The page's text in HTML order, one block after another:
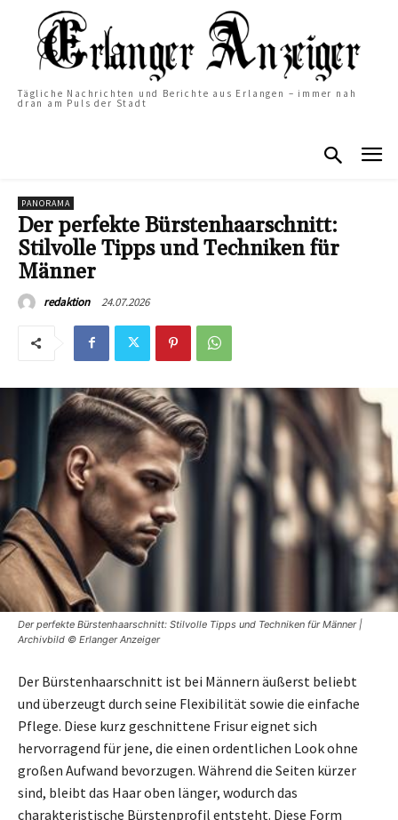
Tägliche Nachrichten und Berichte aus Erlangen – immer nah
dran am Puls der Stadt
PANORAMA
Der perfekte Bürstenhaarschnitt:
Stilvolle Tipps und Techniken für
Männer
redaktion 24.07.2026
Der perfekte Bürstenhaarschnitt: Stilvolle Tipps und Techniken für Männer |
Archivbild © Erlanger Anzeiger
Der Bürstenhaarschnitt ist bei Männern äußerst beliebt
und überzeugt durch seine Flexibilität sowie die einfache
Pflege. Diese kurz geschnittene Frisur eignet sich
hervorragend für jene, die einen ordentlichen Look ohne
großen Aufwand bevorzugen. Während die Seiten kürzer
sind, bleibt das Haar oben länger, wodurch das
charakteristische Bürstenprofil entsteht. Diese Form